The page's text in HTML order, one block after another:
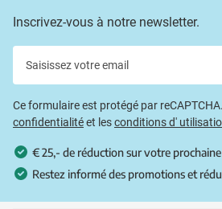
Inscrivez-vous à notre newsletter.
Ce formulaire est protégé par
confidentialitéet lesconditions d'
€ 25,- de réduction sur votre
Restez informé des promotions et